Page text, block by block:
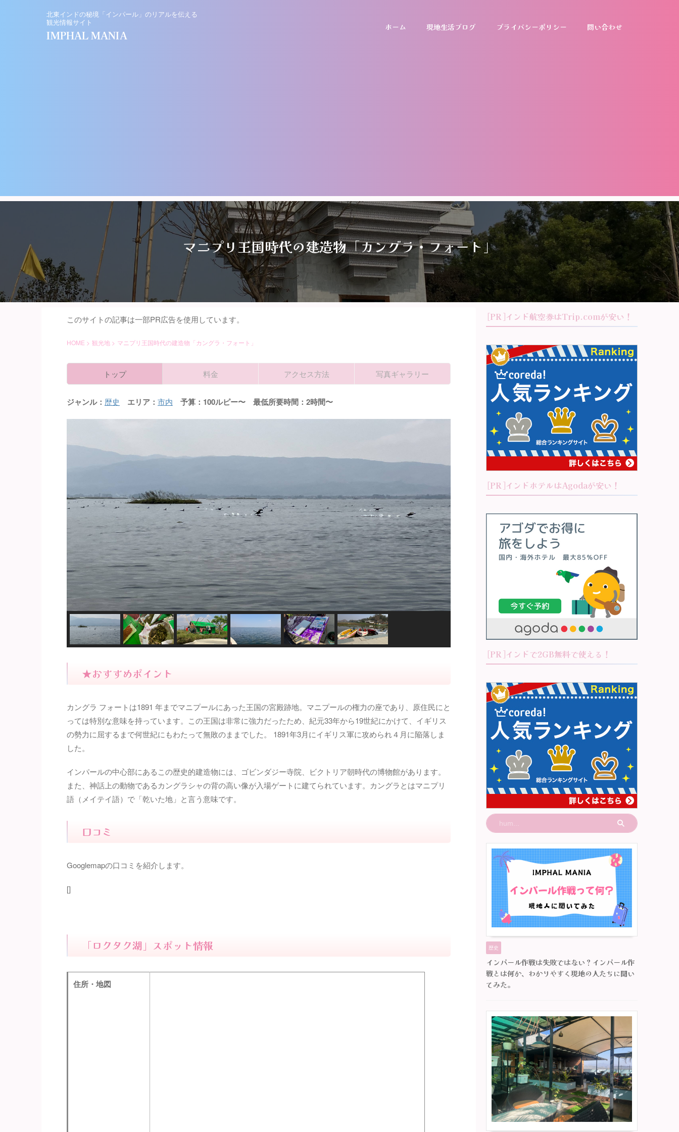
北東インドの秘境「インパール」のリアルを伝える
観光情報サイト
IMPHAL MANIA
ホーム 現地生活ブログ プライバシーポリシー 問い合わせ
マニプリ王国時代の建造物「カングラ・フォート」
このサイトの記事は一部PR広告を使用しています。
HOME > 観光地 > マニプリ王国時代の建造物「カングラ・フォート」
トップ 料金 アクセス方法 写真ギャラリー
ジャンル： 歴史 エリア： 市内 予算：100ルピー〜 最低所要時間：2時間〜
★おすすめポイント
カングラ フォートは1891 年までマニプールにあった王国の宮殿跡地。マニプールの権力の座であり、原住民にと
っては特別な意味を持っています。この王国は非常に強力だったため、紀元33年から19世紀にかけて、イギリス
の勢力に屈するまで何世紀にもわたって無敗のままでした。 1891年3月にイギリス軍に攻められ４月に陥落しま
した。
インパールの中心部にあるこの歴史的建造物には、ゴビンダジー寺院、ビクトリア朝時代の博物館があります。
また、神話上の動物であるカングラシャの背の高い像が入場ゲートに建てられています。カングラとはマニプリ
語（メイテイ語）で「乾いた地」と言う意味です。
口コミ
Googlemapの口コミを紹介します。
[]
「ロクタク湖」スポット情報
住所・地図
[PR]インド航空券はTrip.comが安い！
[PR]インドホテルはAgodaが安い！
[PR]インドで2GB無料で使える！
歴史
インパール作戦は失敗ではない？インパール作
戦とは何か、わかりやすく現地の人たちに聞い
てみた。